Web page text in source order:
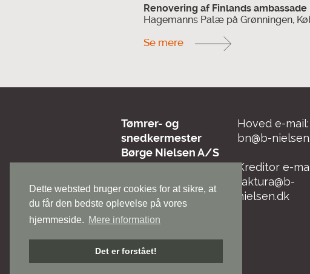
Dette websted bruger cookies for at sikre, at
du får den bedste oplevelse på vores
hjemmeside. Mere information
Det er forstået!
Renovering af Finlands ambassade
Hagemanns Palæ på Grønningen,
Se mere
Tømrer- og
snedkermester
Børge Nielsen A/S
Tlf.: 4820 7777
Nordea 2230 7562
944 294
CVR nr.: 18 86 78 42
Hoved e-mail:
bn@b-
Kreditor e-
faktura@b-
nielsen.dk